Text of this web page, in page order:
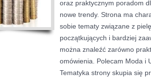
oraz praktycznym poradom
nowe trendy. Strona ma
sobie tematy związane z
początkujących i bardziej
można znaleźć zarówno
omówienia. Polecam Moda i
Tematyka strony skupia się